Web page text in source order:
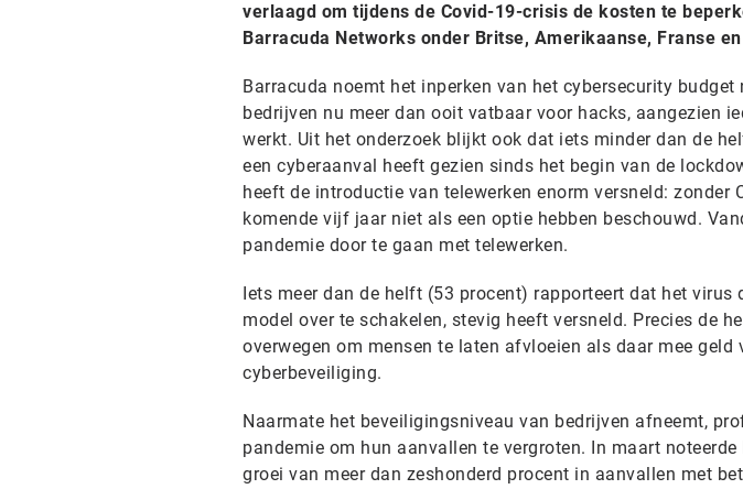
verlaagd om tijdens de Covid-19-crisis de kosten te
Barracuda Networks onder Britse, Amerikaanse, Franse
Barracuda noemt het inperken van het cybersecurity
bedrijven nu meer dan ooit vatbaar voor hacks, aangezien
werkt. Uit het onderzoek blijkt ook dat iets minder dan de
een cyberaanval heeft gezien sinds het begin van de
heeft de introductie van telewerken enorm versneld: zonder
komende vijf jaar niet als een optie hebben beschouwd.
pandemie door te gaan met telewerken.
Iets meer dan de helft (53 procent) rapporteert dat het virus
model over te schakelen, stevig heeft versneld. Precies de
overwegen om mensen te laten afvloeien als daar mee geld
cyberbeveiliging.
Naarmate het beveiligingsniveau van bedrijven afneemt,
pandemie om hun aanvallen te vergroten. In maart
groei van meer dan zeshonderd procent in aanvallen met